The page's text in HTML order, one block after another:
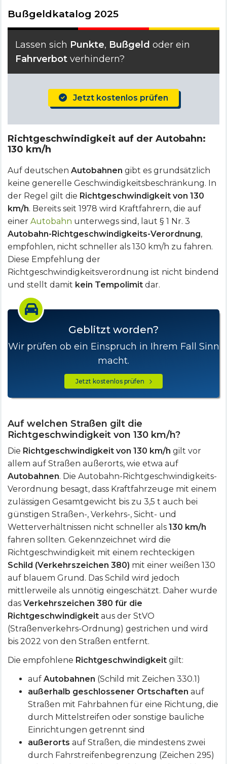
Bußgeldkatalog 2025
Lassen sich Punkte, Bußgeld oder ein
Fahrverbot verhindern?
Jetzt kostenlos prüfen
Richtgeschwindigkeit auf der Autobahn:
130 km/h
Auf deutschen Autobahnen gibt es grundsätzlich
keine generelle Geschwindigkeitsbeschränkung. In
der Regel gilt die Richtgeschwindigkeit von 130
km/h. Bereits seit 1978 wird Kraftfahrern, die auf
einer Autobahn unterwegs sind, laut § 1 Nr. 3
Autobahn-Richtgeschwindigkeits-Verordnung,
empfohlen, nicht schneller als 130 km/h zu fahren.
Diese Empfehlung der
Richtgeschwindigkeitsverordnung ist nicht bindend
und stellt damit kein Tempolimit dar.
Geblitzt worden?
Wir prüfen ob ein Einspruch in Ihrem Fall Sinn
macht.
Jetzt kostenlos prüfen
Auf welchen Straßen gilt die
Richtgeschwindigkeit von 130 km/h?
Die Richtgeschwindigkeit von 130 km/h gilt vor
allem auf Straßen außerorts, wie etwa auf
Autobahnen. Die Autobahn-Richtgeschwindigkeits-
Verordnung besagt, dass Kraftfahrzeuge mit einem
zulässigen Gesamtgewicht bis zu 3,5 t auch bei
günstigen Straßen-, Verkehrs-, Sicht- und
Wetterverhältnissen nicht schneller als 130 km/h
fahren sollten. Gekennzeichnet wird die
Richtgeschwindigkeit mit einem rechteckigen
Schild (Verkehrszeichen 380) mit einer weißen 130
auf blauem Grund. Das Schild wird jedoch
mittlerweile als unnötig eingeschätzt. Daher wurde
das Verkehrszeichen 380 für die
Richtgeschwindigkeit aus der StVO
(Straßenverkehrs-Ordnung) gestrichen und wird
bis 2022 von den Straßen entfernt.
Die empfohlene Richtgeschwindigkeit gilt:
auf Autobahnen (Schild mit Zeichen 330.1)
außerhalb geschlossener Ortschaften auf
Straßen mit Fahrbahnen für eine Richtung, die
durch Mittelstreifen oder sonstige bauliche
Einrichtungen getrennt sind
außerorts auf Straßen, die mindestens zwei
durch Fahrstreifenbegrenzung (Zeichen 295)